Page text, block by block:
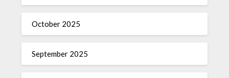
October 2025
September 2025